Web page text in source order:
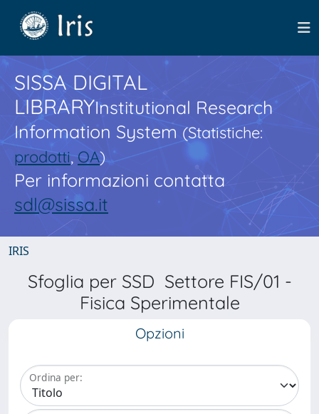
SISSA DIGITAL
LIBRARYInstitutional Research
Information System(Statistiche:
prodotti,OA)
Per informazioni contatta
sdl@sissa.it
IRIS
Sfoglia per SSD Settore FIS/01 -
Fisica Sperimentale
Opzioni
Ordina per: